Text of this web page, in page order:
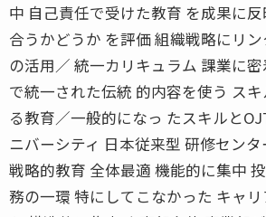
中 自己責任で受けた教育 を成果に
合うかどうか を評価 組織戦略にリ
の活用／ 統一カリキュラム 課業に
で統一された伝統 的内容を使う ス
る教育／一般的になっ たスキルと
ニバーシティ 日本従来型 研修セン
戦略的教育 全体最適 機能的に集中
務の一環 特にしてこなかった キャ